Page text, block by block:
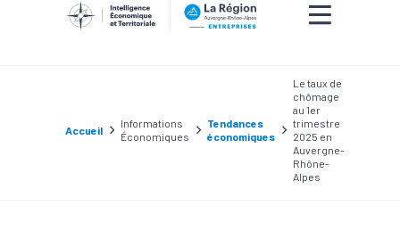
Accueil
Informations
Économiques
Tendances
économiques
Le taux de
chômage
au 1er
trimestre
2025 en
Auvergne-
Rhône-
Alpes